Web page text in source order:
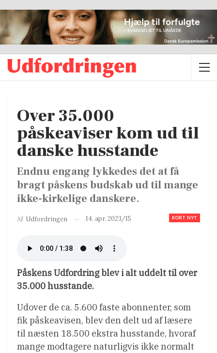
Over 35.000
påskeaviser kom ud til
danske husstande
Endnu engang lykkedes det at få
bragt påskens budskab ud til mange
ikke-kirkelige danskere.
KORT NYT
Af Udfordringen 14. apr. 2023/15
Påskens Udfordring blev i alt uddelt til over
35.000 husstande.
Udover de ca. 5.600 faste abonnenter, som
fik påskeavisen, blev den delt ud af læsere
til næsten 18.500 ekstra husstande, hvoraf
mange modtagere naturligvis ikke normalt